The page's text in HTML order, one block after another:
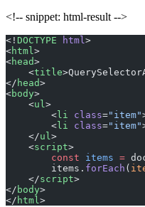
<!-- snippet: html-result -->
<! DOCTYPE html>
<html>
<head>
    <
title
</ head>
<body>
    <
ul>
        <
li class="item"
        <
li class="item"
    </
ul>
    <
script>
        const
items =
        items.
forEach (
    </
script>
</ body>
</ html>